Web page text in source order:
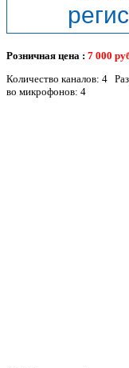
Розничная цена : 7 000
Количество каналов: 4
во микрофонов: 4